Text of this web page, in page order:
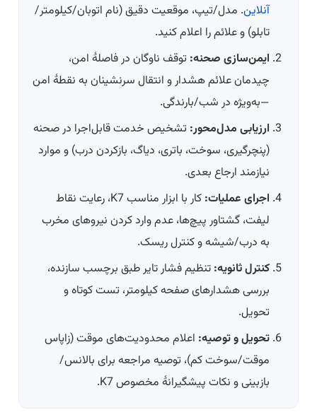
آنلاین. مدل/تیپ، موقعیت دقیق (نام اتوبان/کیلومتر/
تابلو) و علائم را اعلام کنید.
ایمن‌سازی صحنه: توقف ناوگان در فاصلهٔ امن،
چیدمان علائم هشدار و انتقال سرنشینان به نقطهٔ امن
—به‌ویژه در شب/بارندگی.
ارزیابی مدل‌محور: تشخیص خدمت قابل‌اجرا در صحنه
(پنچرگیری، سوخت، باتری، دیاگ، بازکردن درب) و موارد
نیازمند ارجاع بعدی.
اجرای عملیات:
کار با ابزار مناسب K7، رعایت نقاط
لیفت، گشتاور پیچ‌ها، عدم وارد کردن نیروهای مخرب
به درب/شیشه و کنترل ریسک.
کنترل ثانویه: تنظیم فشار تایر طبق برچسب سازنده،
بررسی هشدارهای صفحه کیلومتر، تست کوتاه و
تحویل.
تحویل و توصیه: اعلام محدودیت‌های موقت (زاپاس
موقت/سوخت کم)، توصیه مراجعه برای بالانس/
بازبینی و نکات پیشگیرانهٔ مخصوص K7.